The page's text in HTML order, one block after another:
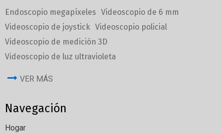
Endoscopio megapíxeles Videoscopio de 6 mm
Videoscopio de joystick Videoscopio policial
Videoscopio de medición 3D
Videoscopio de luz ultravioleta
VER MÁS
Navegación
Hogar